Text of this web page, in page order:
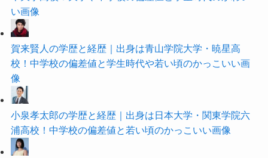
い画像
賀来賢人の学歴と経歴｜出身は青山学院大学・暁星高
校！中学校の偏差値と学生時代や若い頃のかっこいい画
像
小泉孝太郎の学歴と経歴｜出身は日本大学・関東学院六
浦高校！中学校の偏差値と若い頃のかっこいい画像